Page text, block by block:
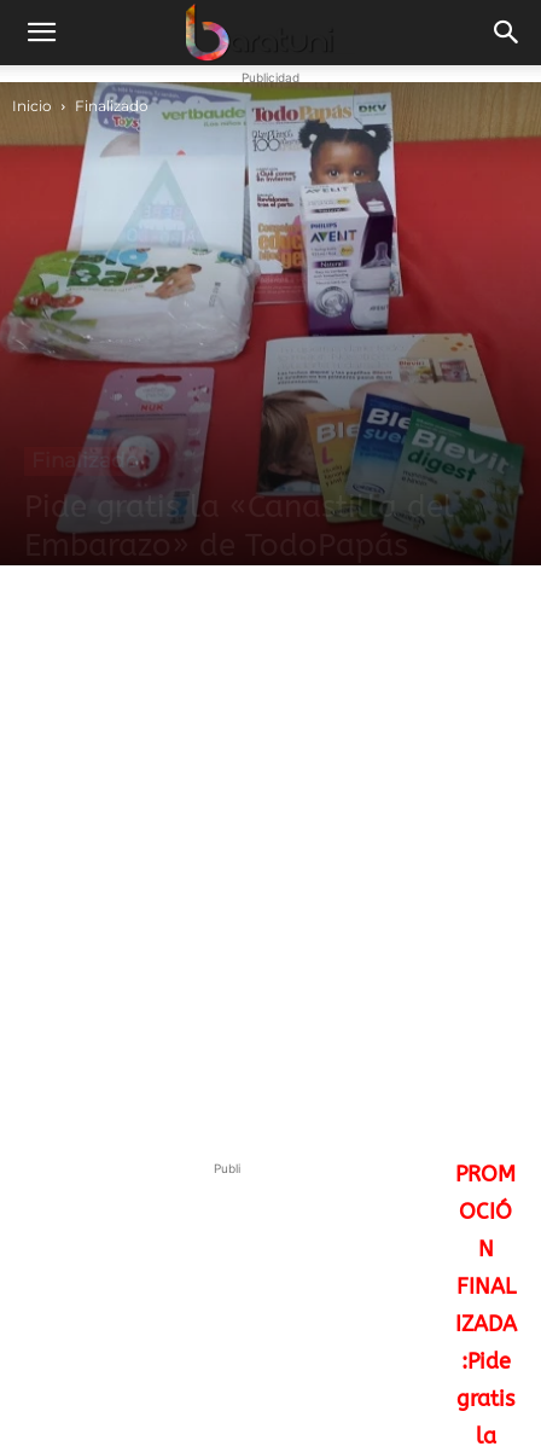
Publicidad
Inicio Finalizado
Finalizado
Pide gratis la «Canastilla del
Embarazo» de TodoPapás
Publi
PROM
OCIÓ
N
FINAL
IZADA
:Pide
gratis
la